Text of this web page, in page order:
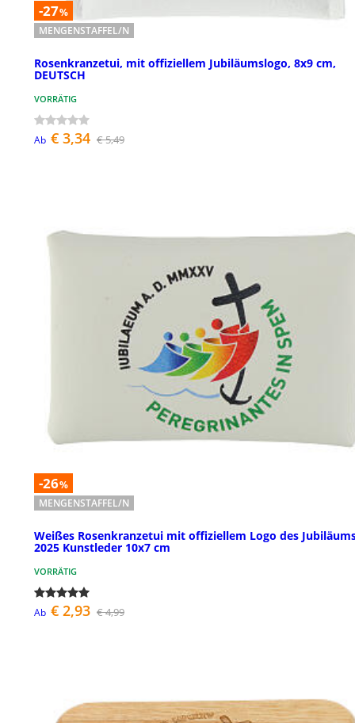
-27%
MENGENSTAFFEL/N
Rosenkranzetui, mit offiziellem Jubiläumslogo, 8x9 cm,
DEUTSCH
VORRÄTIG
Ab € 3,34 € 5,49
-26%
MENGENSTAFFEL/N
Weißes Rosenkranzetui mit offiziellem Logo des
2025 Kunstleder 10x7 cm
VORRÄTIG
Ab € 2,93 € 4,99